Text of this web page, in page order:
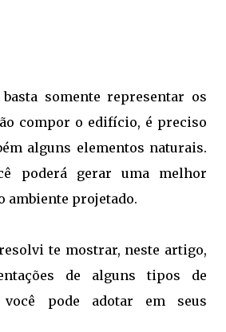
somente representar os
compor o edifício, é preciso
alguns elementos naturais.
poderá gerar uma melhor
ambiente projetado.
te mostrar, neste artigo,
de alguns tipos de
você pode adotar em seus